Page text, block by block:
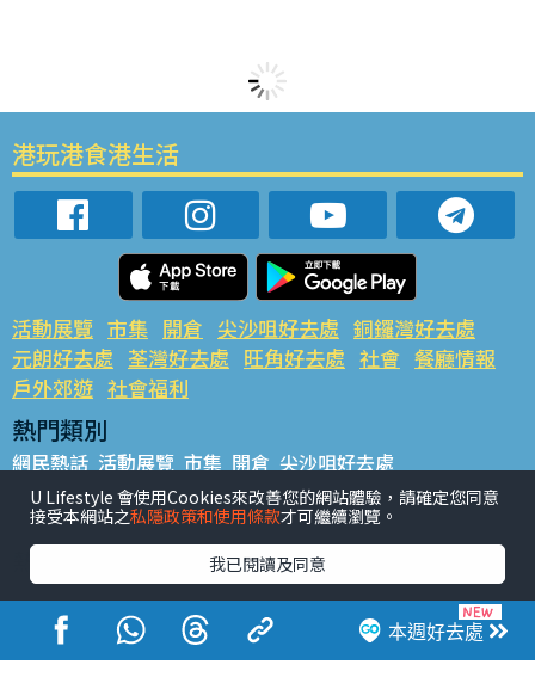
本週好去處
港玩港食港生活
活動展覽 市集 開倉 尖沙咀好去處 銅鑼灣好去處
元朗好去處 荃灣好去處 旺角好去處 社會 餐廳情報
戶外郊遊 社會福利
熱門類別
網民熱話 活動展覽 市集 開倉 尖沙咀好去處
銅鑼灣好去處 元朗好去處 荃灣好去處 旺角好去處 社會
餐廳情報 戶外郊遊
熱門標籤
#UGO搵好去處 #人氣活動推介 #美食社群熱話
#親子玩樂好去處
#ULifestyle應用程式
#限時搶
#UJetso禮物放送
#ULifestyle商戶中心 #著數 #網絡熱話
U Lifestyle 會使用Cookies來改善您的網站體驗，請確定您同意
接受本網站之私隱政策和使用條款才可繼續瀏覽。
我已閱讀及同意